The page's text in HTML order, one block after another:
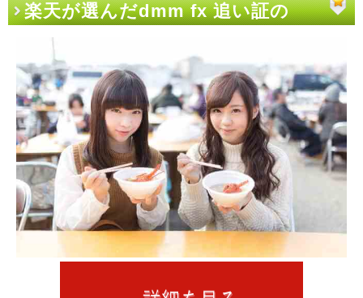
楽天が選んだdmm fx 追い証の